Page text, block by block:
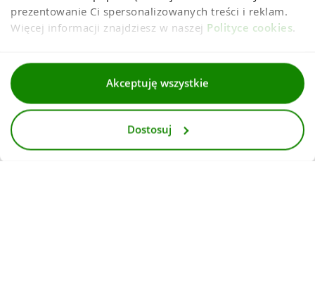
prezentowanie Ci spersonalizowanych treści i reklam.
Więcej informacji znajdziesz w naszej Polityce cookies.
Akceptuję wszystkie
Dostosuj
Regulaminy
Dla mediów